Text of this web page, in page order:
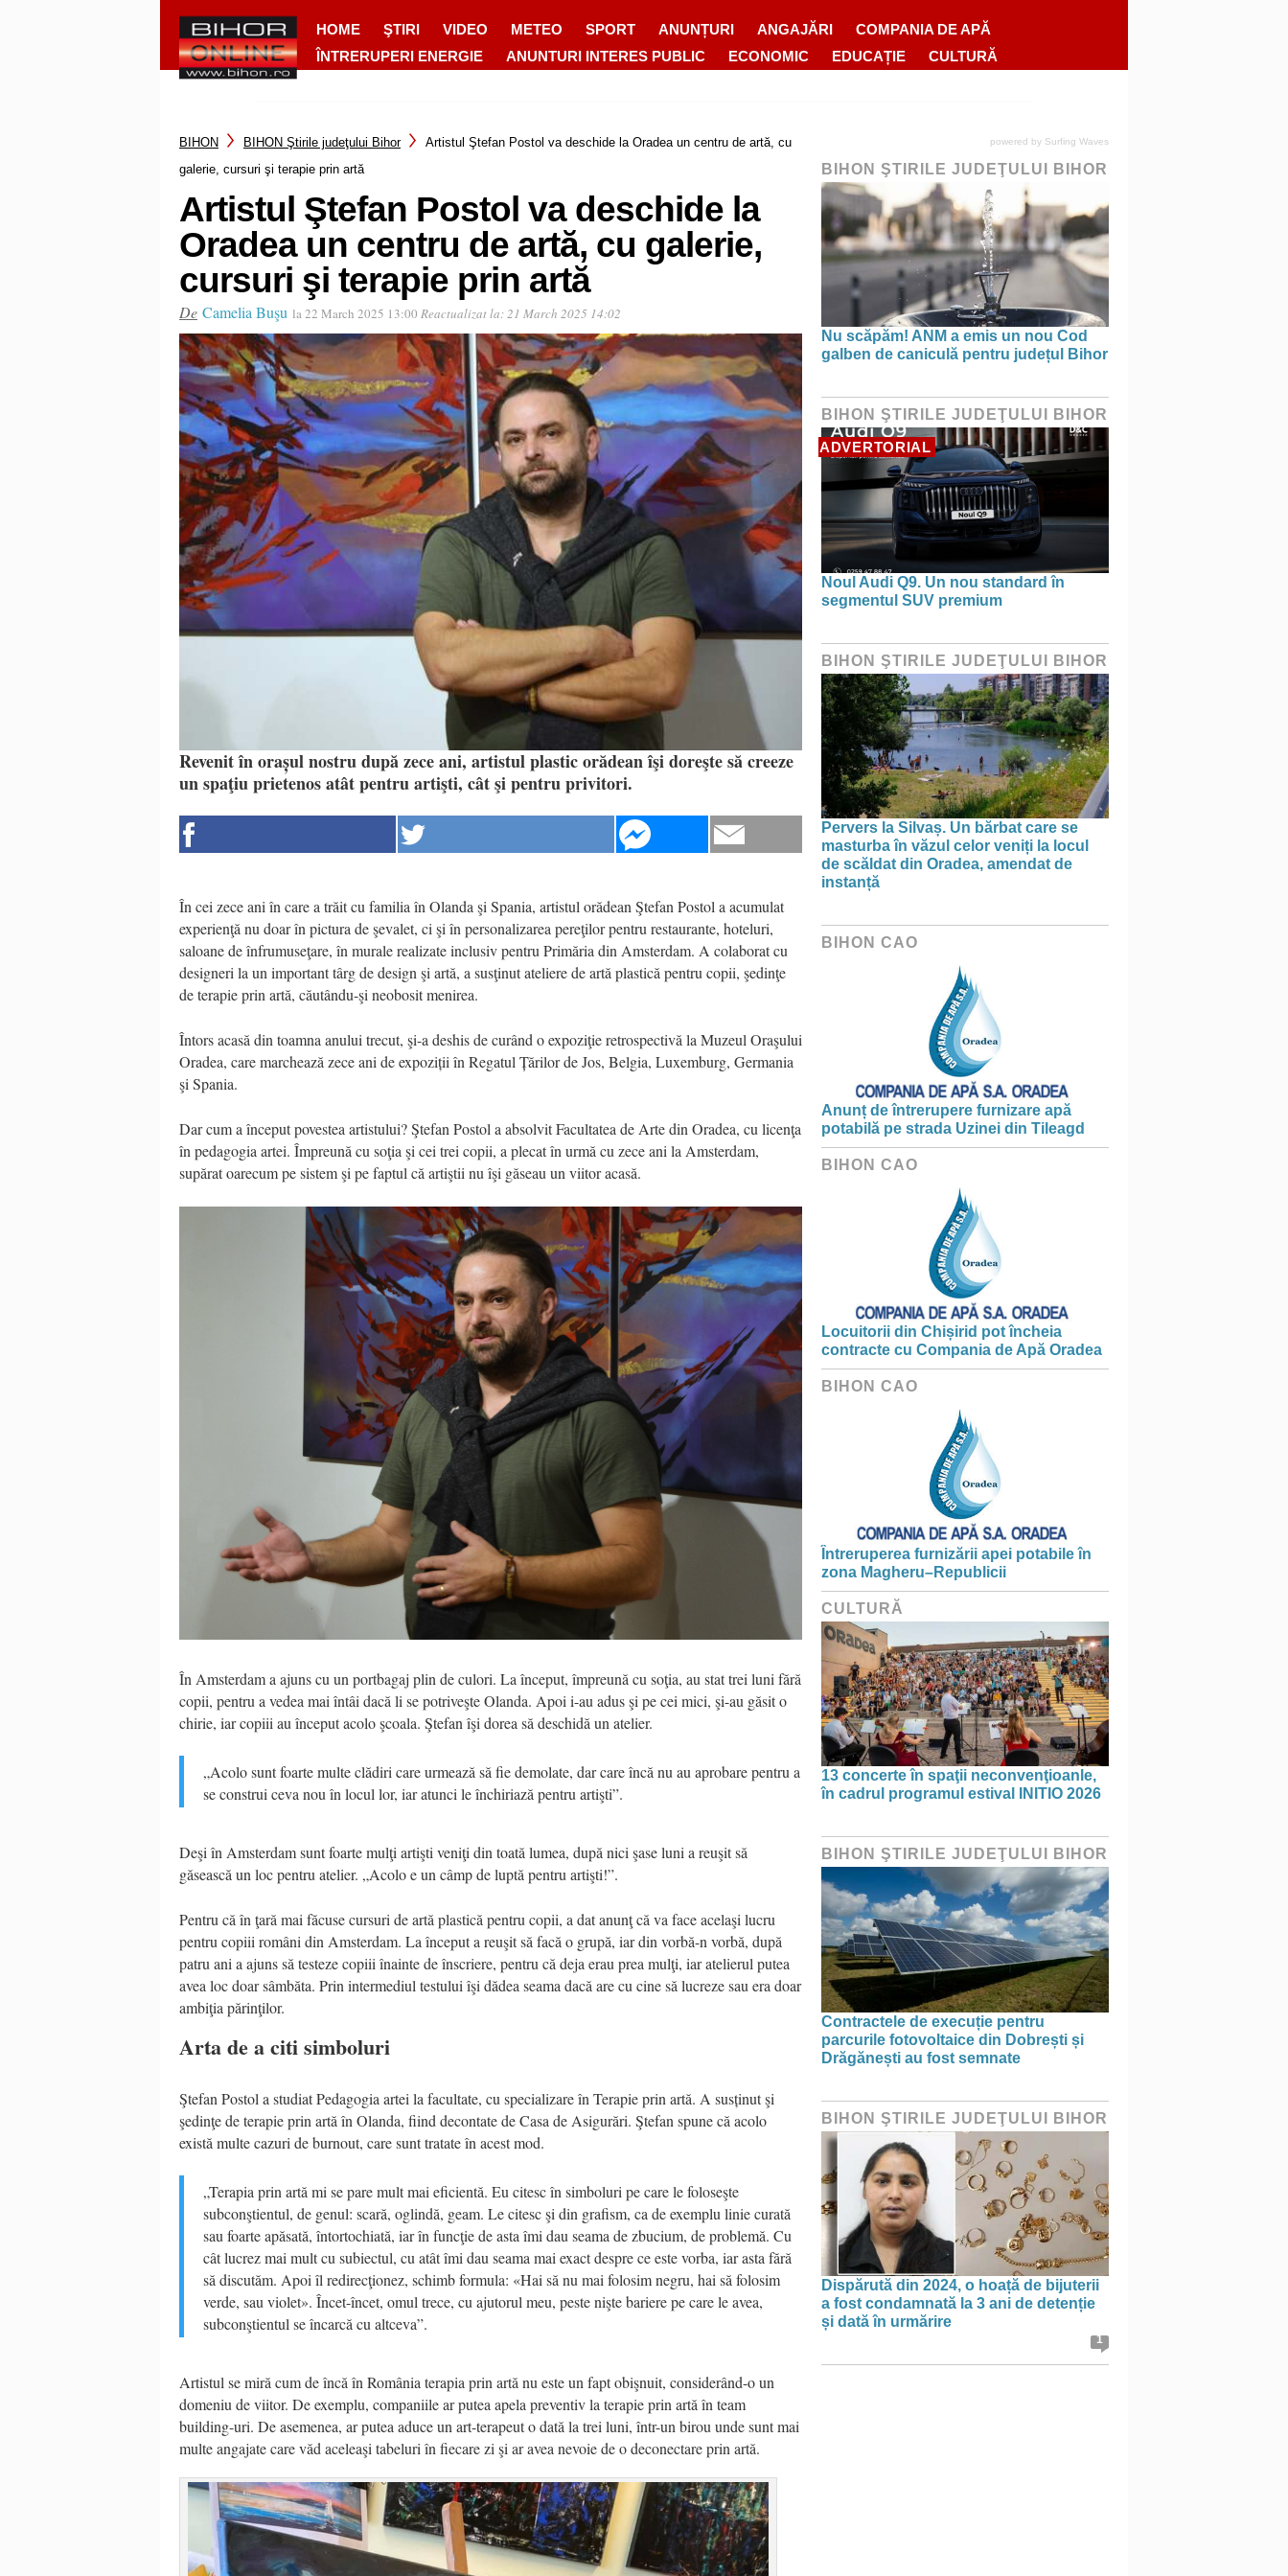
HOME ŞTIRI VIDEO METEO SPORT ANUNȚURI ANGAJĂRI
COMPANIA DE APĂ
ÎNTRERUPERI ENERGIE
ANUNTURI INTERES PUBLIC ECONOMIC EDUCAȚIE CULTURĂ
BIHON BIHON Ştirile judeţului Bihor
Artistul Ştefan Postol va deschide la Oradea un centru de artă, cu
galerie, cursuri şi terapie prin artă
Artistul Ştefan Postol va deschide la
Oradea un centru de artă, cu galerie,
cursuri şi terapie prin artă
De Camelia Buşu la 22 March 2025 13:00 Reactualizat la:21 March 2025 14:02
Revenit în orașul nostru după zece ani, artistul plastic orădean îşi doreşte să creeze
un spaţiu prietenos atât pentru artişti, cât şi pentru privitori.
În cei zece ani în care a trăit cu familia în Olanda şi Spania, artistul orădean Ştefan Postol a acumulat
experienţă nu doar în pictura de şevalet, ci şi în personalizarea pereţilor pentru restaurante, hoteluri,
saloane de înfrumuseţare, în murale realizate inclusiv pentru Primăria din Amsterdam. A colaborat cu
designeri la un important târg de design şi artă, a susţinut ateliere de artă plastică pentru copii, şedinţe
de terapie prin artă, căutându-şi neobosit menirea.
Întors acasă din toamna anului trecut, şi-a deshis de curând o expoziţie retrospectivă la Muzeul Oraşului
Oradea, care marchează zece ani de expoziții în Regatul Țărilor de Jos, Belgia, Luxemburg, Germania
şi Spania.
Dar cum a început povestea artistului? Ştefan Postol a absolvit Facultatea de Arte din Oradea, cu licenţa
în pedagogia artei. Împreună cu soţia şi cei trei copii, a plecat în urmă cu zece ani la Amsterdam,
supărat oarecum pe sistem şi pe faptul că artiştii nu îşi găseau un viitor acasă.
În Amsterdam a ajuns cu un portbagaj plin de culori. La început, împreună cu soţia, au stat trei luni fără
copii, pentru a vedea mai întâi dacă li se potriveşte Olanda. Apoi i-au adus şi pe cei mici, şi-au găsit o
chirie, iar copiii au început acolo şcoala. Ştefan îşi dorea să deschidă un atelier.
„Acolo sunt foarte multe clădiri care urmează să fie demolate, dar care încă nu au aprobare pentru a
se construi ceva nou în locul lor, iar atunci le închiriază pentru artişti”.
Deşi în Amsterdam sunt foarte mulţi artişti veniţi din toată lumea, după nici şase luni a reuşit să
găsească un loc pentru atelier. „Acolo e un câmp de luptă pentru artişti!”.
Pentru că în ţară mai făcuse cursuri de artă plastică pentru copii, a dat anunţ că va face acelaşi lucru
pentru copiii români din Amsterdam. La început a reuşit să facă o grupă, iar din vorbă-n vorbă, după
patru ani a ajuns să testeze copiii înainte de înscriere, pentru că deja erau prea mulţi, iar atelierul putea
avea loc doar sâmbăta. Prin intermediul testului îşi dădea seama dacă are cu cine să lucreze sau era doar
ambiţia părinţilor.
Arta de a citi simboluri
Ştefan Postol a studiat Pedagogia artei la facultate, cu specializare în Terapie prin artă. A susținut şi
şedinţe de terapie prin artă în Olanda, fiind decontate de Casa de Asigurări. Ştefan spune că acolo
există multe cazuri de burnout, care sunt tratate în acest mod.
„Terapia prin artă mi se pare mult mai eficientă. Eu citesc în simboluri pe care le foloseşte
subconştientul, de genul: scară, oglindă, geam. Le citesc şi din grafism, ca de exemplu linie curată
sau foarte apăsată, întortochiată, iar în funcţie de asta îmi dau seama de zbucium, de problemă. Cu
cât lucrez mai mult cu subiectul, cu atât îmi dau seama mai exact despre ce este vorba, iar asta fără
să discutăm. Apoi îl redirecţionez, schimb formula: «Hai să nu mai folosim negru, hai să folosim
verde, sau violet». Încet-încet, omul trece, cu ajutorul meu, peste nişte bariere pe care le avea,
subconştientul se încarcă cu altceva”.
Artistul se miră cum de încă în România terapia prin artă nu este un fapt obişnuit, considerând-o un
domeniu de viitor. De exemplu, companiile ar putea apela preventiv la terapie prin artă în team
building-uri. De asemenea, ar putea aduce un art-terapeut o dată la trei luni, într-un birou unde sunt mai
multe angajate care văd aceleaşi tabeluri în fiecare zi şi ar avea nevoie de o deconectare prin artă.
powered by Surfing Waves
BIHON ŞTIRILE JUDEŢULUI BIHOR
Nu scăpăm! ANM a emis un nou Cod
galben de caniculă pentru județul Bihor
BIHON ŞTIRILE JUDEŢULUI BIHOR
ADVERTORIAL
Noul Audi Q9. Un nou standard în
segmentul SUV premium
BIHON ŞTIRILE JUDEŢULUI BIHOR
Pervers la Silvaș. Un bărbat care se
masturba în văzul celor veniți la locul
de scăldat din Oradea, amendat de
instanță
BIHON CAO
Anunț de întrerupere furnizare apă
potabilă pe strada Uzinei din Tileagd
BIHON CAO
Locuitorii din Chișirid pot încheia
contracte cu Compania de Apă Oradea
BIHON CAO
Întreruperea furnizării apei potabile în
zona Magheru–Republicii
CULTURĂ
13 concerte în spaţii neconvenţioanle,
în cadrul programul estival INITIO 2026
BIHON ŞTIRILE JUDEŢULUI BIHOR
Contractele de execuție pentru
parcurile fotovoltaice din Dobrești și
Drăgănești au fost semnate
BIHON ŞTIRILE JUDEŢULUI BIHOR
Dispărută din 2024, o hoață de bijuterii
a fost condamnată la 3 ani de detenție
și dată în urmărire
1